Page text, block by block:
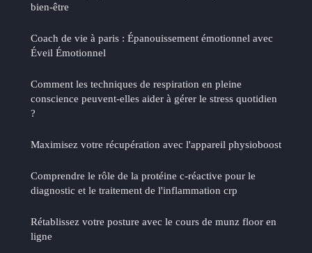
bien-être
Coach de vie à paris : Épanouissement émotionnel avec
Éveil Émotionnel
Comment les techniques de respiration en pleine
conscience peuvent-elles aider à gérer le stress quotidien
?
Maximisez votre récupération avec l'appareil physioboost
Comprendre le rôle de la protéine c-réactive pour le
diagnostic et le traitement de l'inflammation crp
Rétablissez votre posture avec le cours de munz floor en
ligne